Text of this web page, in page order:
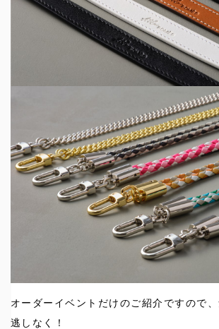
オーダーイベントだけのご紹介ですので
逃しなく！